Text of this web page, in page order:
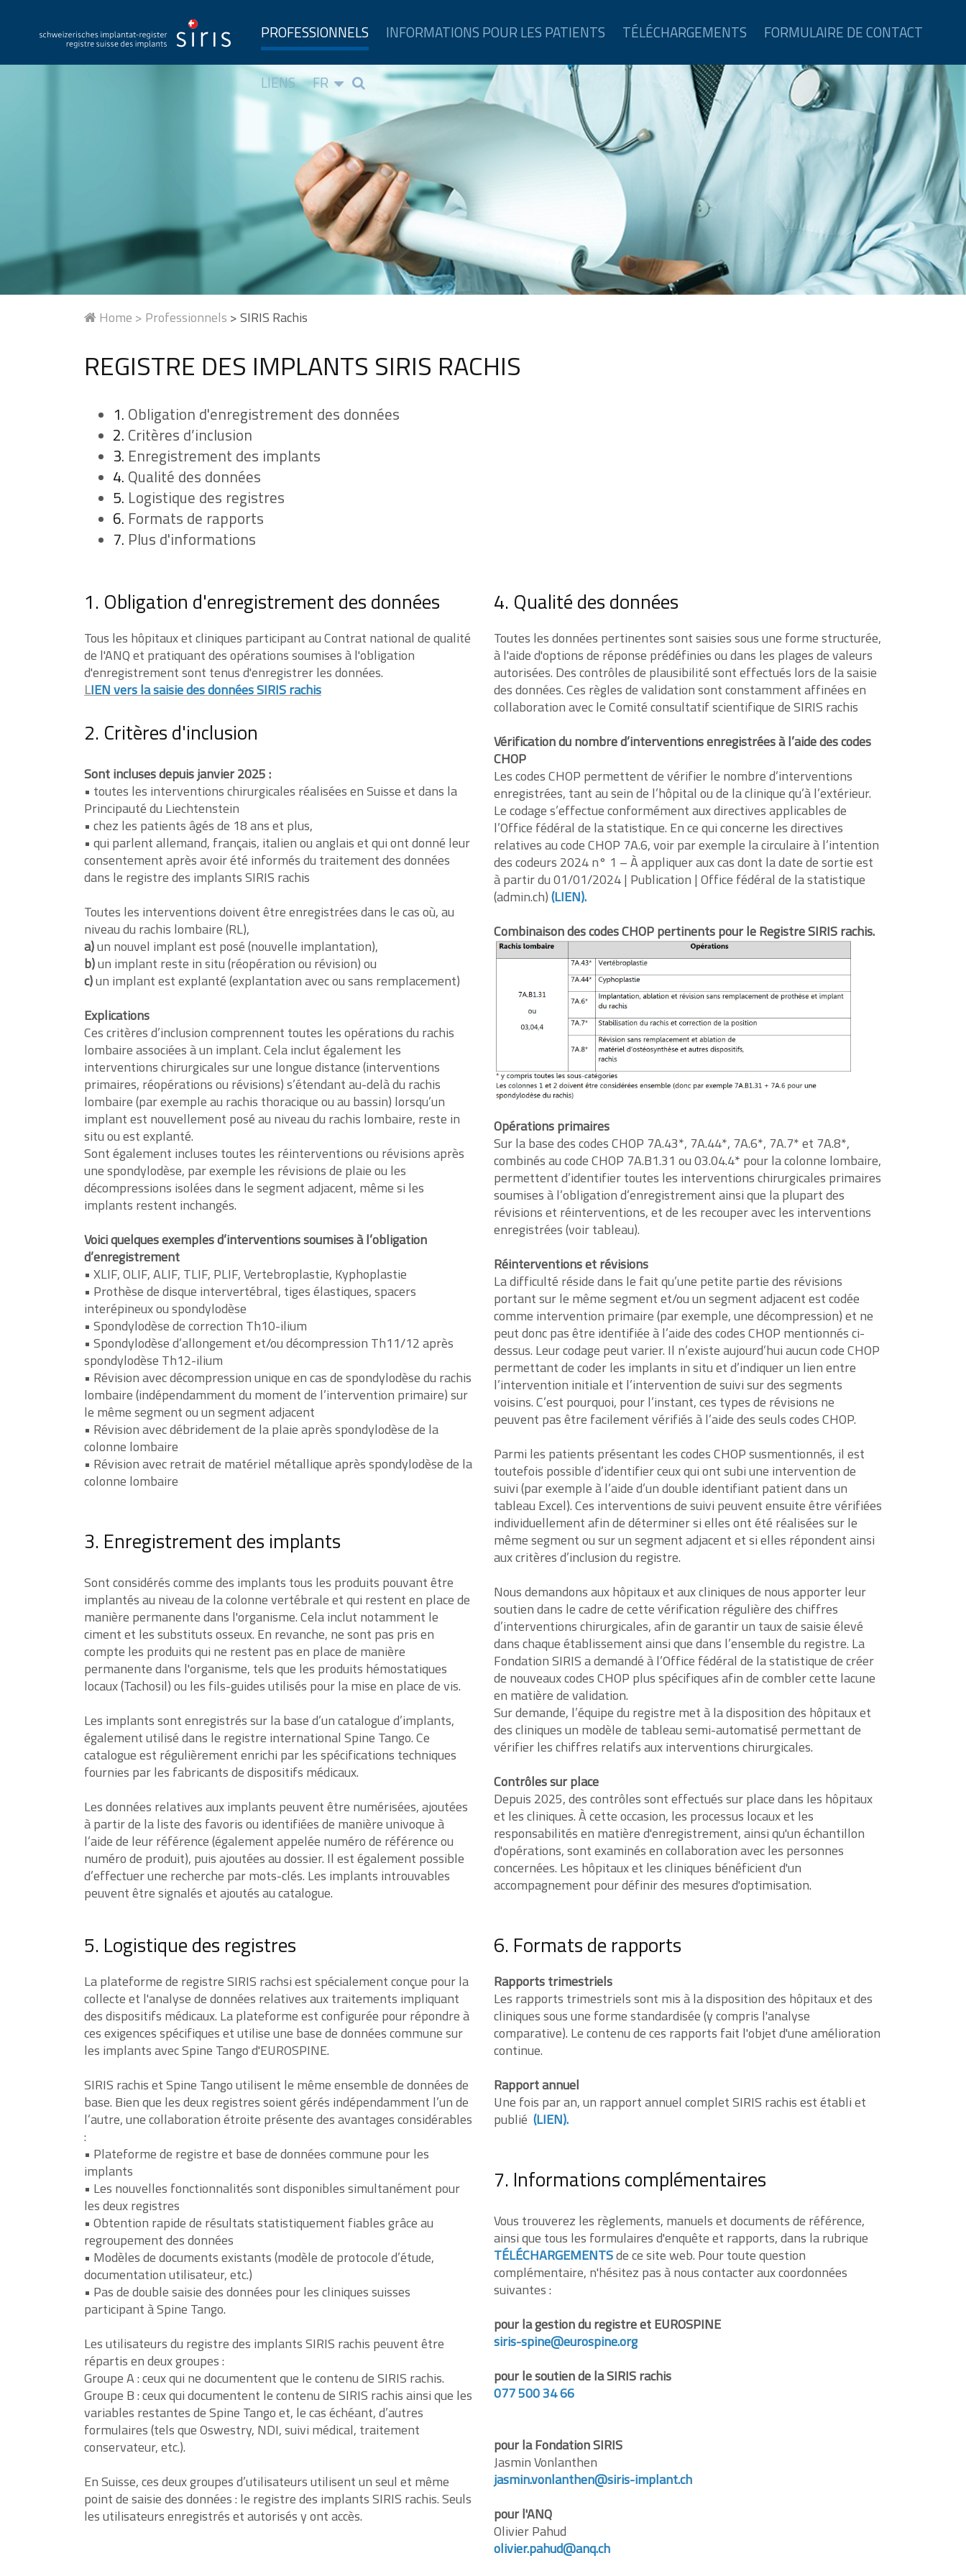
PROFESSIONNELS INFORMATIONS POUR LES PATIENTS TÉLÉCHARGEMENTS FORMULAIRE DE CONTACT
LIENS FR
Home > Professionnels >SIRIS Rachis
REGISTRE DES IMPLANTS SIRIS RACHIS
1. Obligation d'enregistrement des données
2. Critères d’inclusion
3. Enregistrement des implants
4. Qualité des données
5. Logistique des registres
6. Formats de rapports
7. Plus d'informations
1. Obligation d'enregistrement des données
Tous les hôpitaux et cliniques participant au Contrat national de qualité
de l'ANQ et pratiquant des opérations soumises à l'obligation
d'enregistrement sont tenus d'enregistrer les données.
LIEN vers la saisie des données SIRIS rachis
2. Critères d'inclusion
Sont incluses depuis janvier 2025 :
• toutes les interventions chirurgicales réalisées en Suisse et dans la
Principauté du Liechtenstein
• chez les patients âgés de 18 ans et plus,
• qui parlent allemand, français, italien ou anglais et qui ont donné leur
consentement après avoir été informés du traitement des données
dans le registre des implants SIRIS rachis
Toutes les interventions doivent être enregistrées dans le cas où, au
niveau du rachis lombaire (RL),
a)un nouvel implant est posé (nouvelle implantation),
b)un implant reste in situ (réopération ou révision) ou
c)un implant est explanté (explantation avec ou sans remplacement)
Explications
Ces critères d’inclusion comprennent toutes les opérations du rachis
lombaire associées à un implant. Cela inclut également les
interventions chirurgicales sur une longue distance (interventions
primaires, réopérations ou révisions) s’étendant au-delà du rachis
lombaire (par exemple au rachis thoracique ou au bassin) lorsqu’un
implant est nouvellement posé au niveau du rachis lombaire, reste in
situ ou est explanté.
Sont également incluses toutes les réinterventions ou révisions après
une spondylodèse, par exemple les révisions de plaie ou les
décompressions isolées dans le segment adjacent, même si les
implants restent inchangés.
Voici quelques exemples d’interventions soumises à l’obligation
d’enregistrement
• XLIF, OLIF, ALIF, TLIF, PLIF, Vertebroplastie, Kyphoplastie
• Prothèse de disque intervertébral, tiges élastiques, spacers
interépineux ou spondylodèse
• Spondylodèse de correction Th10-ilium
• Spondylodèse d’allongement et/ou décompression Th11/12 après
spondylodèse Th12-ilium
• Révision avec décompression unique en cas de spondylodèse du rachis
lombaire (indépendamment du moment de l’intervention primaire) sur
le même segment ou un segment adjacent
• Révision avec débridement de la plaie après spondylodèse de la
colonne lombaire
• Révision avec retrait de matériel métallique après spondylodèse de la
colonne lombaire
3. Enregistrement des implants
Sont considérés comme des implants tous les produits pouvant être
implantés au niveau de la colonne vertébrale et qui restent en place de
manière permanente dans l'organisme. Cela inclut notamment le
ciment et les substituts osseux. En revanche, ne sont pas pris en
compte les produits qui ne restent pas en place de manière
permanente dans l'organisme, tels que les produits hémostatiques
locaux (Tachosil) ou les fils-guides utilisés pour la mise en place de vis.
Les implants sont enregistrés sur la base d’un catalogue d’implants,
également utilisé dans le registre international Spine Tango. Ce
catalogue est régulièrement enrichi par les spécifications techniques
fournies par les fabricants de dispositifs médicaux.
Les données relatives aux implants peuvent être numérisées, ajoutées
à partir de la liste des favoris ou identifiées de manière univoque à
l’aide de leur référence (également appelée numéro de référence ou
numéro de produit), puis ajoutées au dossier. Il est également possible
d’effectuer une recherche par mots-clés. Les implants introuvables
peuvent être signalés et ajoutés au catalogue.
4. Qualité des données
Toutes les données pertinentes sont saisies sous une forme structurée,
à l'aide d'options de réponse prédéfinies ou dans les plages de valeurs
autorisées. Des contrôles de plausibilité sont effectués lors de la saisie
des données. Ces règles de validation sont constamment affinées en
collaboration avec le Comité consultatif scientifique de SIRIS rachis
Vérification du nombre d’interventions enregistrées à l’aide des codes
CHOP
Les codes CHOP permettent de vérifier le nombre d’interventions
enregistrées, tant au sein de l’hôpital ou de la clinique qu’à l’extérieur.
Le codage s’effectue conformément aux directives applicables de
l’Office fédéral de la statistique. En ce qui concerne les directives
relatives au code CHOP 7A.6, voir par exemple la circulaire à l’intention
des codeurs 2024 n° 1 – À appliquer aux cas dont la date de sortie est
à partir du 01/01/2024 | Publication | Office fédéral de la statistique
(admin.ch)(LIEN).
Combinaison des codes CHOP pertinents pour le Registre SIRIS rachis.
Opérations primaires
Sur la base des codes CHOP 7A.43*, 7A.44*, 7A.6*, 7A.7* et 7A.8*,
combinés au code CHOP 7A.B1.31 ou 03.04.4* pour la colonne lombaire,
permettent d’identifier toutes les interventions chirurgicales primaires
soumises à l’obligation d’enregistrement ainsi que la plupart des
révisions et réinterventions, et de les recouper avec les interventions
enregistrées (voir tableau).
Réinterventions et révisions
La difficulté réside dans le fait qu’une petite partie des révisions
portant sur le même segment et/ou un segment adjacent est codée
comme intervention primaire (par exemple, une décompression) et ne
peut donc pas être identifiée à l’aide des codes CHOP mentionnés ci-
dessus. Leur codage peut varier. Il n’existe aujourd’hui aucun code CHOP
permettant de coder les implants in situ et d’indiquer un lien entre
l’intervention initiale et l’intervention de suivi sur des segments
voisins. C’est pourquoi, pour l’instant, ces types de révisions ne
peuvent pas être facilement vérifiés à l’aide des seuls codes CHOP.
Parmi les patients présentant les codes CHOP susmentionnés, il est
toutefois possible d’identifier ceux qui ont subi une intervention de
suivi (par exemple à l’aide d’un double identifiant patient dans un
tableau Excel). Ces interventions de suivi peuvent ensuite être vérifiées
individuellement afin de déterminer si elles ont été réalisées sur le
même segment ou sur un segment adjacent et si elles répondent ainsi
aux critères d’inclusion du registre.
Nous demandons aux hôpitaux et aux cliniques de nous apporter leur
soutien dans le cadre de cette vérification régulière des chiffres
d’interventions chirurgicales, afin de garantir un taux de saisie élevé
dans chaque établissement ainsi que dans l’ensemble du registre. La
Fondation SIRIS a demandé à l’Office fédéral de la statistique de créer
de nouveaux codes CHOP plus spécifiques afin de combler cette lacune
en matière de validation.
Sur demande, l’équipe du registre met à la disposition des hôpitaux et
des cliniques un modèle de tableau semi-automatisé permettant de
vérifier les chiffres relatifs aux interventions chirurgicales.
Contrôles sur place
Depuis 2025, des contrôles sont effectués sur place dans les hôpitaux
et les cliniques. À cette occasion, les processus locaux et les
responsabilités en matière d'enregistrement, ainsi qu'un échantillon
d'opérations, sont examinés en collaboration avec les personnes
concernées. Les hôpitaux et les cliniques bénéficient d'un
accompagnement pour définir des mesures d'optimisation.
5. Logistique des registres
La plateforme de registre SIRIS rachsi est spécialement conçue pour la
collecte et l'analyse de données relatives aux traitements impliquant
des dispositifs médicaux. La plateforme est configurée pour répondre à
ces exigences spécifiques et utilise une base de données commune sur
les implants avec Spine Tango d'EUROSPINE.
SIRIS rachis et Spine Tango utilisent le même ensemble de données de
base. Bien que les deux registres soient gérés indépendamment l’un de
l’autre, une collaboration étroite présente des avantages considérables
:
• Plateforme de registre et base de données commune pour les
implants
• Les nouvelles fonctionnalités sont disponibles simultanément pour
les deux registres
• Obtention rapide de résultats statistiquement fiables grâce au
regroupement des données
• Modèles de documents existants (modèle de protocole d’étude,
documentation utilisateur, etc.)
• Pas de double saisie des données pour les cliniques suisses
participant à Spine Tango.
Les utilisateurs du registre des implants SIRIS rachis peuvent être
répartis en deux groupes :
Groupe A : ceux qui ne documentent que le contenu de SIRIS rachis.
Groupe B : ceux qui documentent le contenu de SIRIS rachis ainsi que les
variables restantes de Spine Tango et, le cas échéant, d’autres
formulaires (tels que Oswestry, NDI, suivi médical, traitement
conservateur, etc.).
En Suisse, ces deux groupes d’utilisateurs utilisent un seul et même
point de saisie des données : le registre des implants SIRIS rachis. Seuls
les utilisateurs enregistrés et autorisés y ont accès.
6. Formats de rapports
Rapports trimestriels
Les rapports trimestriels sont mis à la disposition des hôpitaux et des
cliniques sous une forme standardisée (y compris l'analyse
comparative). Le contenu de ces rapports fait l'objet d'une amélioration
continue.
Rapport annuel
Une fois par an, un rapport annuel complet SIRIS rachis est établi et
publié (LIEN).
7. Informations complémentaires
Vous trouverez les règlements, manuels et documents de référence,
ainsi que tous les formulaires d'enquête et rapports, dans la rubrique
TÉLÉCHARGEMENTSde ce site web. Pour toute question
complémentaire, n'hésitez pas à nous contacter aux coordonnées
suivantes :
pour la gestion du registre et EUROSPINE
siris-spine@eurospine.org
pour le soutien de la SIRIS rachis
077 500 34 66
pour la Fondation SIRIS
Jasmin Vonlanthen
jasmin.vonlanthen@siris-implant.ch
pour l'ANQ
Olivier Pahud
olivier.pahud@anq.ch